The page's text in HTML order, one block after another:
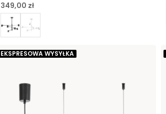
349,00 zł
EKSPRESOWA WYSYŁKA